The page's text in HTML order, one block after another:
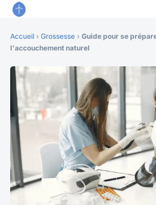
Accueil › Grossesse › Guide pour se
l'accouchement naturel